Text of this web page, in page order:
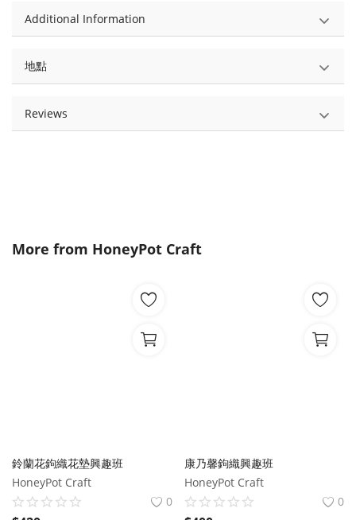
Additional Information
地點
Reviews
More from HoneyPot Craft
鈴蘭花鉤織花墊興趣班
HoneyPot Craft
0
康乃馨鉤織興趣班
HoneyPot Craft
0